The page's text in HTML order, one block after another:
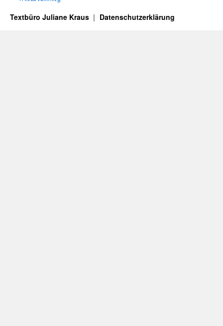
Textbüro Juliane Kraus Datenschutzerklärung